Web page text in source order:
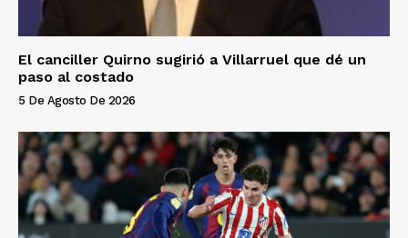
El canciller Quirno sugirió a Villarruel que dé un
paso al costado
5 De Agosto De 2026